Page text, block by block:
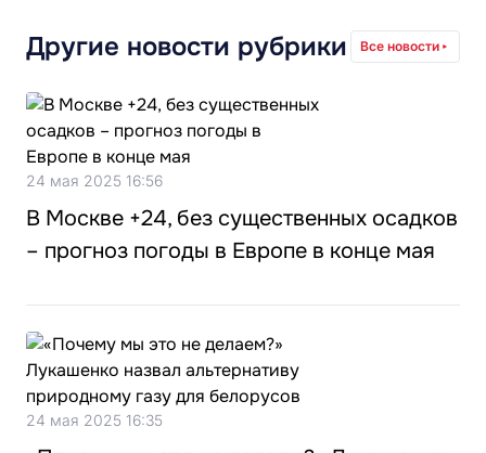
Другие новости рубрики Все новости
24 мая 2025 16:56
В Москве +24, без существенных осадков
– прогноз погоды в Европе в конце мая
24 мая 2025 16:35